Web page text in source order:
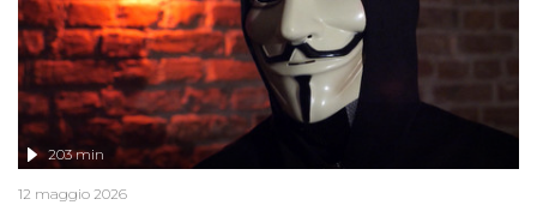
203 min
12 maggio 2026